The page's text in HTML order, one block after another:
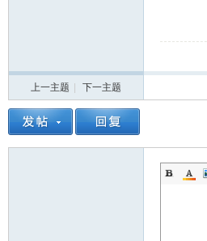
上一主题 下一主题